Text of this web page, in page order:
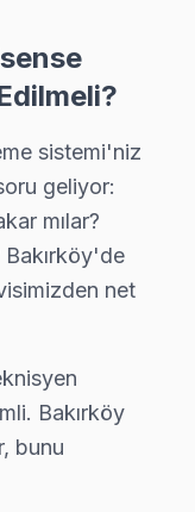
sıkça
sıkça rastladığım
rastladığım
kullanıcıları,
sistemi'niz
geliyor:
mılar?
net
Bakırköy
bunu